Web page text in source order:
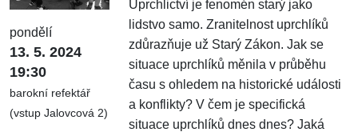
pondělí
13. 5. 2024
19:30
barokní refektář
(vstup Jalovcová 2)
Uprchlictví je fenomén starý jako
lidstvo samo. Zranitelnost uprchlíků
zdůrazňuje už Starý Zákon. Jak se
situace uprchlíků měnila v průběhu
času s ohledem na historické události
a konflikty? V čem je specifická
situace uprchlíků dnes dnes? Jaká